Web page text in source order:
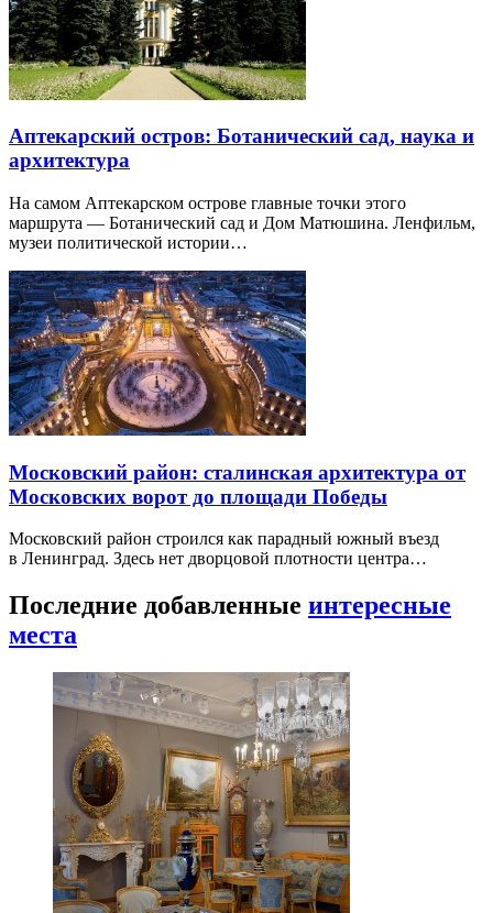
Аптекарский остров: Ботанический сад, наука и
архитектура
На самом Аптекарском острове главные точки этого
маршрута — Ботанический сад и Дом Матюшина. Ленфильм,
музеи политической истории…
Московский район: сталинская архитектура от
Московских ворот до площади Победы
Московский район строился как парадный южный въезд
в Ленинград. Здесь нет дворцовой плотности центра…
Последние добавленные интересные
места